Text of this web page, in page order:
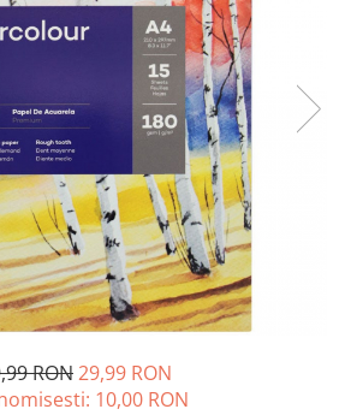
pictură
RON29,99 RON
10,00 RON